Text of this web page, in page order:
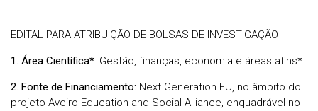
EDITAL PARA ATRIBUIÇÃO DE BOLSAS DE INVESTIGAÇÃO
1. Área Científica*: Gestão, finanças, economia e áreas afins*
2. Fonte de Financiamento: Next Generation EU, no âmbito do
projeto Aveiro Education and Social Alliance, enquadrável no